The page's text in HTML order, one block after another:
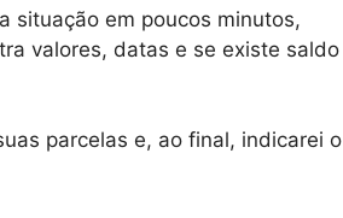
situação em poucos minutos,
valores, datas e se existe saldo
parcelas e, ao final, indicarei o